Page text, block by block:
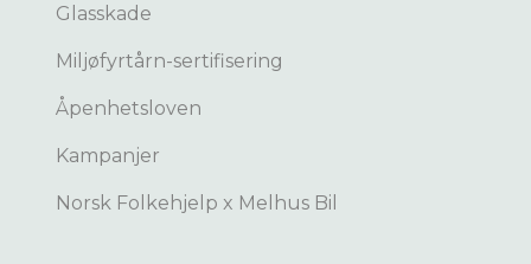
Glasskade
Miljøfyrtårn-sertifisering
Åpenhetsloven
Kampanjer
Norsk Folkehjelp x Melhus Bil